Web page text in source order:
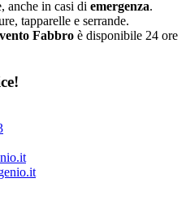
anche in casi di emergenza.
tapparelle e serrande.
Fabbro è disponibile 24 ore